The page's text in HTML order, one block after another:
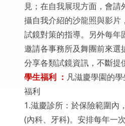
見；在自我展現方面，會
攝自我介紹的沙龍照與影片
試鏡對策的指導。另外每年
邀請各事務所及舞團前來選
分享各類試鏡資訊，不斷提
學生福利 ： 凡滋慶學園的
福利
1.滋慶診所：於保險範圍內
(內科、牙科)。安排每年一